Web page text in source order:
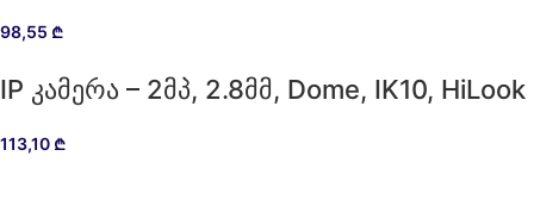
98,55 ₾
IP კამერა – 2მპ, 2.8მმ, Dome, IK10, HiLook
113,10 ₾